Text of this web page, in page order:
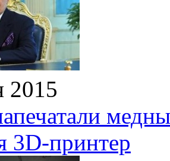
2015
3D-принтер